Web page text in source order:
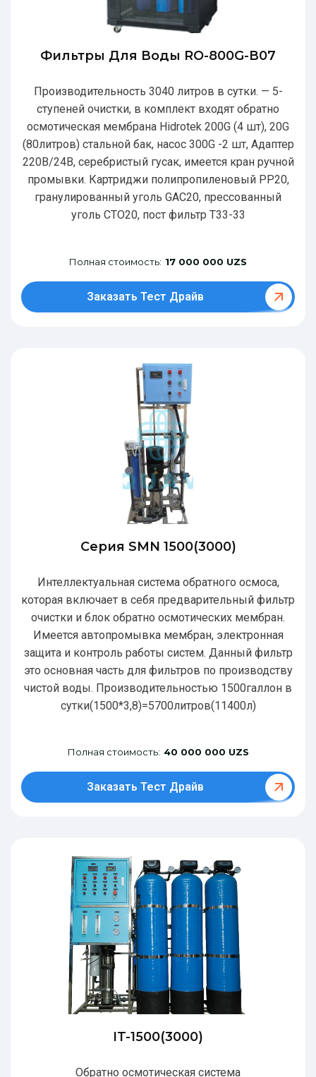
Фильтры Для Воды RO-800G-В07
Производительность 3040 литров в сутки. — 5-
ступеней очистки, в комплект входят обратно
осмотическая мембрана Hidrotek 200G (4 шт), 20G
(80литров) стальной бак, насос 300G -2 шт, Адаптер
220В/24В, серебристый гусак, имеется кран ручной
промывки. Картриджи полипропиленовый РР20,
гранулированный уголь GAC20, прессованный
уголь CTO20, пост фильтр T33-33
Полная стоимость: 17 000 000 UZS
Заказать Тест Драйв
Серия SMN 1500(3000)
Интеллектуальная система обратного осмоса,
которая включает в себя предварительный фильтр
очистки и блок обратно осмотических мембран.
Имеется автопромывка мембран, электронная
защита и контроль работы систем. Данный фильтр
это основная часть для фильтров по производству
чистой воды. Производительностью 1500галлон в
сутки(1500*3,8)=5700литров(11400л)
Полная стоимость: 40 000 000 UZS
Заказать Тест Драйв
IT-1500(3000)
Обратно осмотическая система